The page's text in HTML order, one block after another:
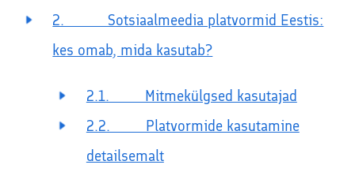
2. Sotsiaalmeedia platvormid Eestis:
kes omab, mida kasutab?
2.1. Mitmekülgsed kasutajad
2.2. Platvormide kasutamine
detailsemalt